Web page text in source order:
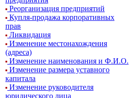
Реорганизация предприятий
Купля-продажа корпоративных
прав
Ликвидация
Изменение местонахождения
(адреса)
Изменение наименования и Ф.И.О.
Изменение размера уставного
капитала
Изменение руководителя
юридического лица